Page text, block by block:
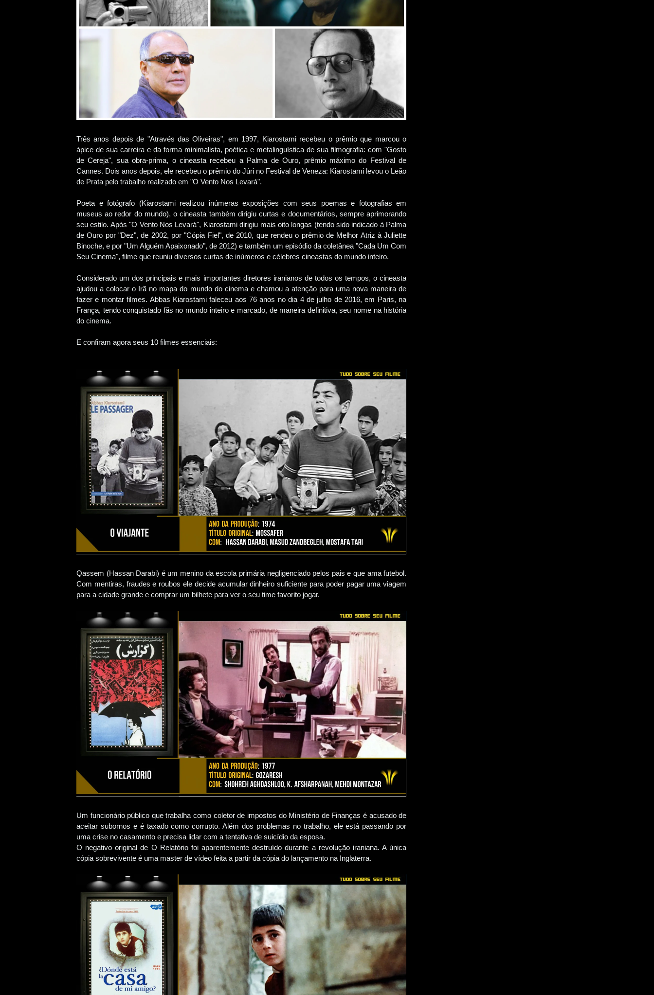
Três anos depois de "Através das Oliveiras", em 1997, Kiarostami recebeu o prêmio que marcou o
ápice de sua carreira e da forma minimalista, poética e metalinguística de sua filmografia: com "Gosto
de Cereja", sua obra-prima, o cineasta recebeu a Palma de Ouro, prêmio máximo do Festival de
Cannes. Dois anos depois, ele recebeu o prêmio do Júri no Festival de Veneza: Kiarostami levou o Leão
de Prata pelo trabalho realizado em "O Vento Nos Levará".
Poeta e fotógrafo (Kiarostami realizou inúmeras exposições com seus poemas e fotografias em
museus ao redor do mundo), o cineasta também dirigiu curtas e documentários, sempre aprimorando
seu estilo. Após "O Vento Nos Levará", Kiarostami dirigiu mais oito longas (tendo sido indicado à Palma
de Ouro por "Dez", de 2002, por "Cópia Fiel", de 2010, que rendeu o prêmio de Melhor Atriz à Juliette
Binoche, e por "Um Alguém Apaixonado", de 2012) e também um episódio da coletânea "Cada Um Com
Seu Cinema", filme que reuniu diversos curtas de inúmeros e célebres cineastas do mundo inteiro.
Considerado um dos principais e mais importantes diretores iranianos de todos os tempos, o cineasta
ajudou a colocar o Irã no mapa do mundo do cinema e chamou a atenção para uma nova maneira de
fazer e montar filmes. Abbas Kiarostami faleceu aos 76 anos no dia 4 de julho de 2016, em Paris, na
França, tendo conquistado fãs no mundo inteiro e marcado, de maneira definitiva, seu nome na história
do cinema.
E confiram agora seus 10 filmes essenciais:
Qassem (Hassan Darabi) é um menino da escola primária negligenciado pelos pais e que ama futebol.
Com mentiras, fraudes e roubos ele decide acumular dinheiro suficiente para poder pagar uma viagem
para a cidade grande e comprar um bilhete para ver o seu time favorito jogar.
Um funcionário público que trabalha como coletor de impostos do Ministério de Finanças é acusado de
aceitar subornos e é taxado como corrupto. Além dos problemas no trabalho, ele está passando por
uma crise no casamento e precisa lidar com a tentativa de suicídio da esposa.
O negativo original de O Relatório foi aparentemente destruído durante a revolução iraniana. A única
cópia sobrevivente é uma master de vídeo feita a partir da cópia do lançamento na Inglaterra.